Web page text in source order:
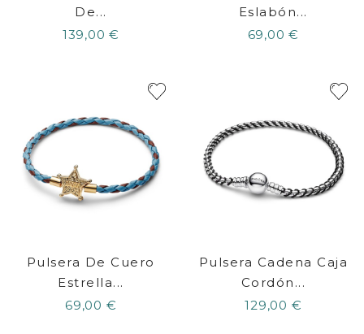
De...
139,00 €
Eslabón...
69,00 €
Pulsera De Cuero
Estrella...
69,00 €
Pulsera Cadena Caja
Cordón...
129,00 €